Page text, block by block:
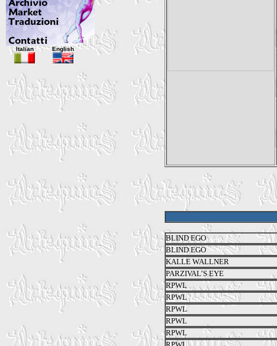
BLIND EGO
BLIND EGO
KALLE WALLNER
PARZIVAL’S EYE
RPWL
RPWL
RPWL
RPWL
RPWL
Italian English